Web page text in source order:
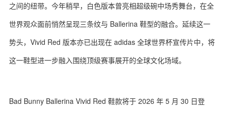
之间的纽带。今年稍早，白色版本曾亮相超级碗中场秀舞台，在全
世界观众面前悄然呈现三条纹与 Ballerina 鞋型的融合。延续这一
势头，Vivid Red 版本亦已出现在 adidas 全球世界杯宣传片中，将
这一鞋型进一步融入围绕顶级赛事展开的全球文化场域。
Bad Bunny Ballerina Vivid Red 鞋款将于 2026 年 5 月 30 日登